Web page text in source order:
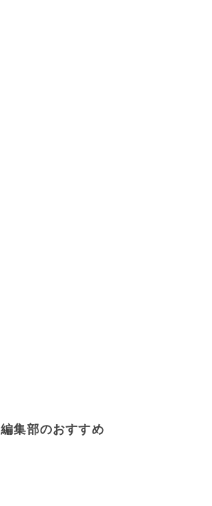
編集部のおすすめ